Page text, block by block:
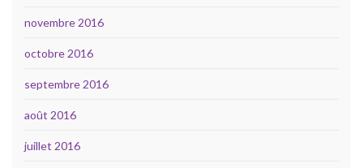
novembre 2016
octobre 2016
septembre 2016
août 2016
juillet 2016